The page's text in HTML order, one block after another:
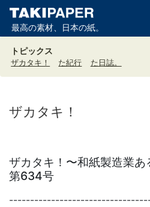
最高の素材、日本の紙。
トピックス
ザカタキ！ た紀行 た日誌。
ザカタキ！
ザカタキ！〜和紙製造業
第634号